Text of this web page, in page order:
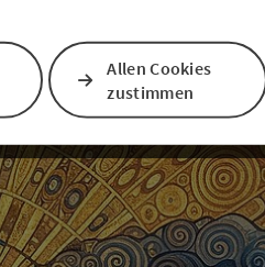
werden.
Allen Cookies
zustimmen